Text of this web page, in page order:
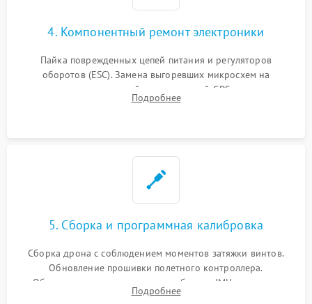
4. Компонентный ремонт электроники
Пайка поврежденных цепей питания и регуляторов
оборотов (ESC). Замена выгоревших микросхем на
материнской плате, модулей GPS
Подробнее
5. Сборка и программная калибровка
Сборка дрона с соблюдением моментов затяжки винтов.
Обновление прошивки полетного контроллера.
Обязательная программная калибровка IMU-сенсоров,
компаса, датчиков позиционирования и горизонта подвеса
Подробнее